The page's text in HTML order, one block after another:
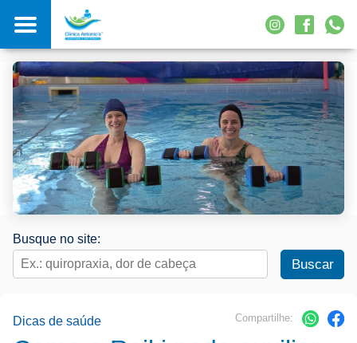
Busque no site:
Compartilhe:
Dicas de saúde